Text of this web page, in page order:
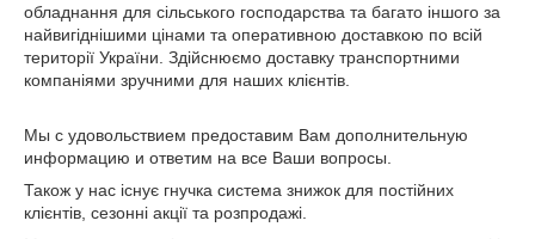
обладнання для сільського господарства та багато іншого за
найвигіднішими цінами та оперативною доставкою по всій
території України. Здійснюємо доставку транспортними
компаніями зручними для наших клієнтів.
Мы с удовольствием предоставим Вам дополнительную
информацию и ответим на все Ваши вопросы.
Також у нас існує гнучка система знижок для постійних
клієнтів, сезонні акції та розпродажі.